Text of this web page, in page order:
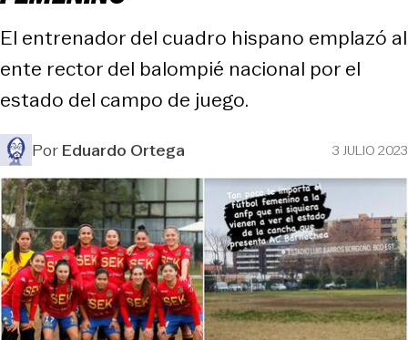
El entrenador del cuadro hispano emplazó al
ente rector del balompié nacional por el
estado del campo de juego.
PorEduardo Ortega 3 JULIO 2023